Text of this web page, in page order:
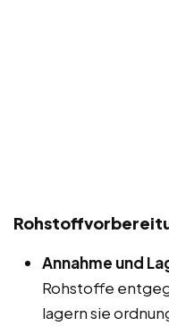
Annahme und
Rohstoffe
lagern sie